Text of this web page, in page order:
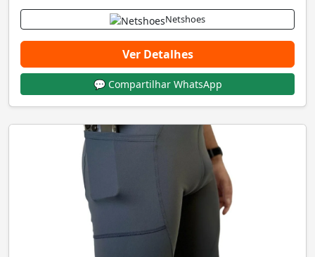
Netshoes
Ver Detalhes
💬 Compartilhar WhatsApp